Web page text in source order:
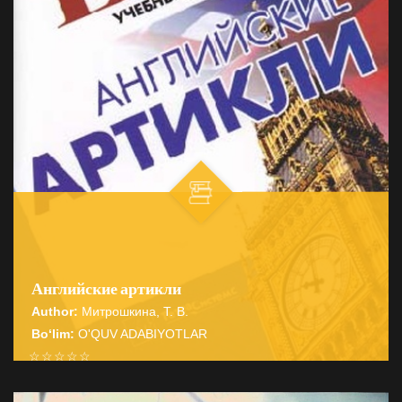
Английские артикли
Author: Митрошкина, Т. В.
Bo‘lim: O'QUV ADABIYOTLAR
☆
☆
☆
☆
☆
Справочник содержит подробные сведения о системе